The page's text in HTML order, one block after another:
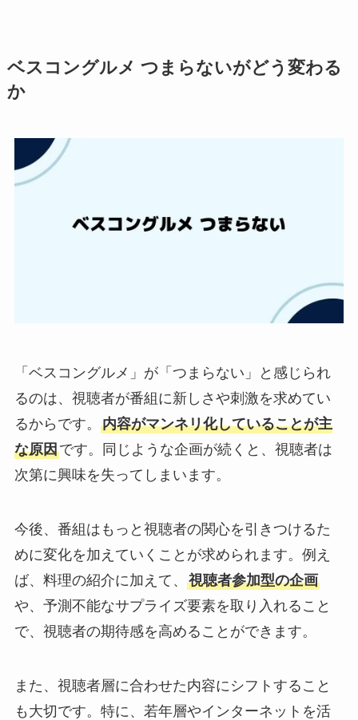
ベスコングルメ つまらないがどう変わる
か
「ベスコングルメ」が「つまらない」と感じられ
るのは、視聴者が番組に新しさや刺激を求めてい
るからです。 内容がマンネリ化していることが主
な原因です。同じような企画が続くと、視聴者は
次第に興味を失ってしまいます。
今後、番組はもっと視聴者の関心を引きつけるた
めに変化を加えていくことが求められます。例え
ば、料理の紹介に加えて、 視聴者参加型の企画
や、予測不能なサプライズ要素を取り入れること
で、視聴者の期待感を高めることができます。
また、視聴者層に合わせた内容にシフトすること
も大切です。特に、若年層やインターネットを活